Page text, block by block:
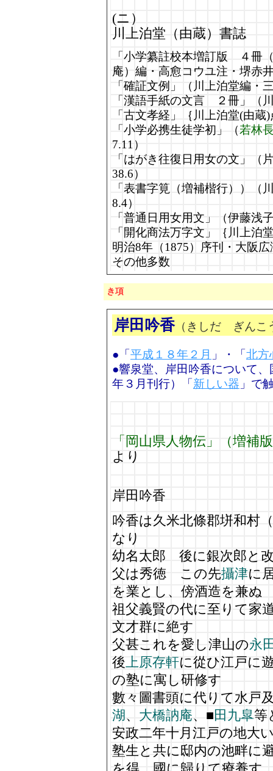
(ニ）
川上泊堂（由蔵）書誌
「小学纂註校本増訂版 ４冊
庵）編・高愈コウユ注・堺赤
「確証文例」（川上泊堂編・
「漢語手紙の文言 ２冊」（
「古文孝経」｛川上泊堂(由蔵
「小学必携生徒学初」（若林
7.11）
「はがき往復日用女の文」（
38.6）
「表書字筧（増補楷行））（
8.4）
「普通日用女用文」（伊藤浅
「開化商法万字文」｛川上泊
明治8年（1875）序刊・大阪
その他多数
き項
岸田吟香（きしだ ぎんこ
●「 平成１８年２月 」・「 北
●響泉堂、岸田吟香について
年３月刊行）「 新しい器 」で
「岡山県人物伝」（増補
より
岸田吟香
吟香は久米北條郡垪和村
なり
幼名太郎 後に銀次郎と
父は秀徳 この先攝津に
を業とし、傍酒造を兼ぬ
祖父義賢の代に至りて家
文才群に絶す
父甚これを愛し津山の永
後上原存軒に從ひ江戸に
の塾に寓し研修す
數々圖書頭に代りて水戸
湖、 大橋訥庵、■田九皐等
安政二年十月江戸の地大
塾生と共に邸内の池畔に